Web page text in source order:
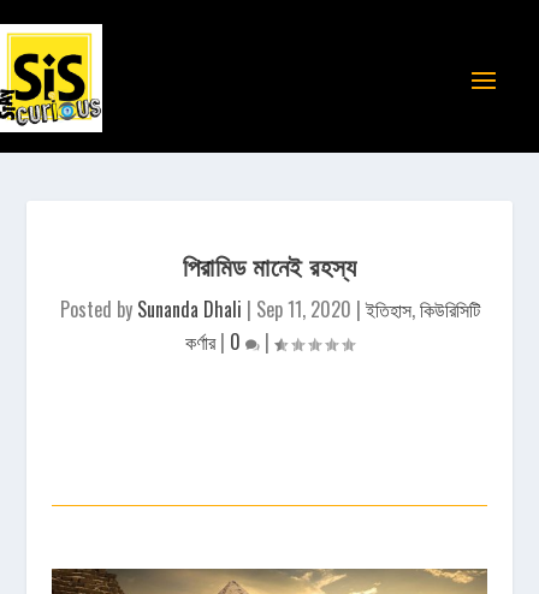
পিরামিড মানেই রহস্য
Posted by Sunanda Dhali | Sep 11, 2020 |ইতিহাস,কিউরিসিটি
কর্ণার| 0 |